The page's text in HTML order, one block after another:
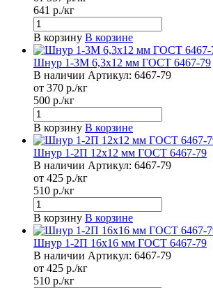
641 р./кг
В корзину В корзине
Шнур 1-3М 6,3х12 мм ГОСТ 6467-79
В наличии Артикул: 6467-79
от 370 р./кг
500 р./кг
В корзину В корзине
Шнур 1-2П 12х12 мм ГОСТ 6467-79
В наличии Артикул: 6467-79
от 425 р./кг
510 р./кг
В корзину В корзине
Шнур 1-2П 16х16 мм ГОСТ 6467-79
В наличии Артикул: 6467-79
от 425 р./кг
510 р./кг